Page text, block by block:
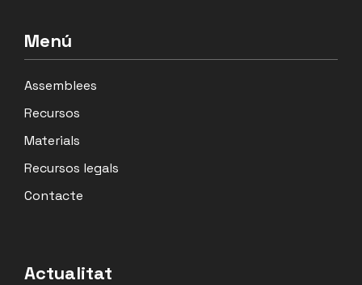
Menú
Assemblees
Recursos
Materials
Recursos legals
Contacte
Actualitat